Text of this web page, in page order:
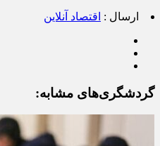
ارسال : اقتصاد آنلاین
گردشگری‌های مشابه: